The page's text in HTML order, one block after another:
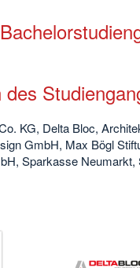
KG, Delta Bloc,
GmbH, Max Bögl
Sparkasse